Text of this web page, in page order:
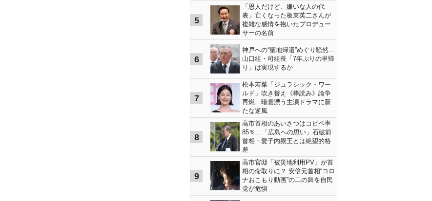
5
「恩人だけど、嫌いな人の代
表」亡くなった板東英二さんが
複雑な感情を抱いたプロデュー
サーの名前
6
神戸への“聖地帰還”めぐり騒然…
山口組・司組長「7年ぶりの里帰
り」は実現するか
7
松本若菜「ジュラシック・ワー
ルド」吹き替え《棒読み》論争
再燃…暗雲漂う主演ドラマに新
たな逆風
8
高市首相のあいさつはコピペ率
85％…「広島への思い」石破前
首相・愛子内親王とは絶望的格
差
9
高市官邸「被災地利用PV」が首
相の命取りに？ 安倍元首相“コロ
ナおこもり動画”の二の舞を自民
党が危惧